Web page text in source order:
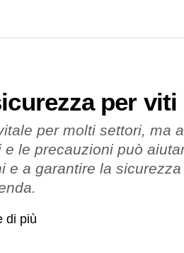
per
per molti settori, ma
le precauzioni può
e a garantire la
di più